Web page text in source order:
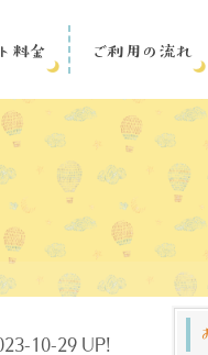
料金 ご利用の流れ
10-29 UP!